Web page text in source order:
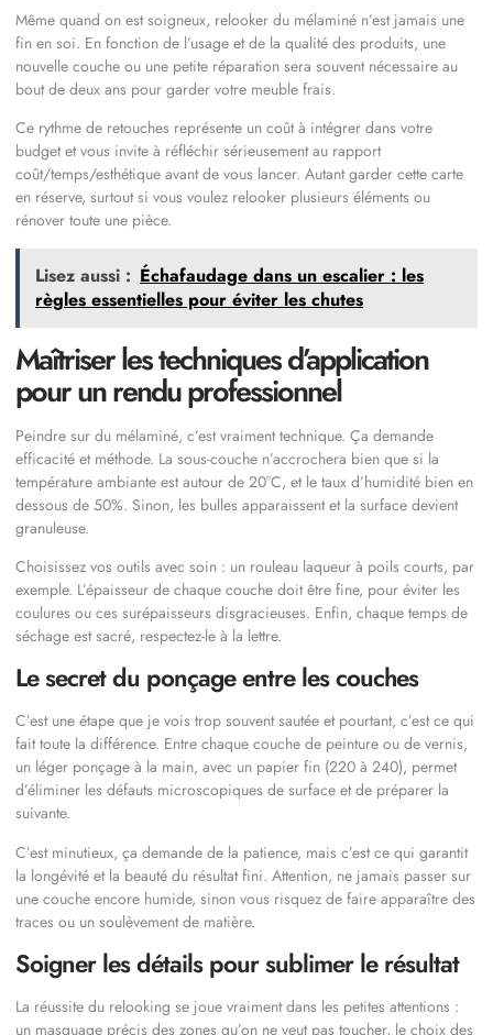
Même quand on est soigneux, relooker du mélaminé n’est jamais une
fin en soi. En fonction de l’usage et de la qualité des produits, une
nouvelle couche ou une petite réparation sera souvent nécessaire au
bout de deux ans pour garder votre meuble frais.
Ce rythme de retouches représente un coût à intégrer dans votre
budget et vous invite à réfléchir sérieusement au rapport
coût/temps/esthétique avant de vous lancer. Autant garder cette carte
en réserve, surtout si vous voulez relooker plusieurs éléments ou
rénover toute une pièce.
Lisez aussi : Échafaudage dans un escalier : les
règles essentielles pour éviter les chutes
Maîtriser les techniques d’application
pour un rendu professionnel
Peindre sur du mélaminé, c’est vraiment technique. Ça demande
efficacité et méthode. La sous-couche n’accrochera bien que si la
température ambiante est autour de 20°C, et le taux d’humidité bien en
dessous de 50%. Sinon, les bulles apparaissent et la surface devient
granuleuse.
Choisissez vos outils avec soin : un rouleau laqueur à poils courts, par
exemple. L’épaisseur de chaque couche doit être fine, pour éviter les
coulures ou ces surépaisseurs disgracieuses. Enfin, chaque temps de
séchage est sacré, respectez-le à la lettre.
Le secret du ponçage entre les couches
C’est une étape que je vois trop souvent sautée et pourtant, c’est ce qui
fait toute la différence. Entre chaque couche de peinture ou de vernis,
un léger ponçage à la main, avec un papier fin (220 à 240), permet
d’éliminer les défauts microscopiques de surface et de préparer la
suivante.
C’est minutieux, ça demande de la patience, mais c’est ce qui garantit
la longévité et la beauté du résultat fini. Attention, ne jamais passer sur
une couche encore humide, sinon vous risquez de faire apparaître des
traces ou un soulèvement de matière.
Soigner les détails pour sublimer le résultat
La réussite du relooking se joue vraiment dans les petites attentions :
un masquage précis des zones qu’on ne veut pas toucher, le choix des